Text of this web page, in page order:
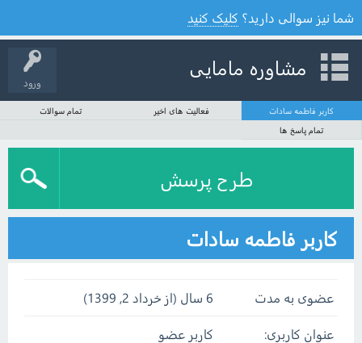
شما نیز سوالی دارید؟ کلیک کنید
ورود
مشاوره مامایی
کاربر فاطمه سادات فعالیت های اخیر
تمام سوالات
تمام پاسخ ها
طرح پرسش
کاربر فاطمه سادات
عضوی به مدت 6 سال (از خرداد 2, 1399)
عنوان کاربری: کاربر عضو